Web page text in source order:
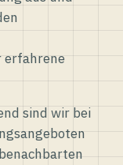
erfahrene
sind wir bei